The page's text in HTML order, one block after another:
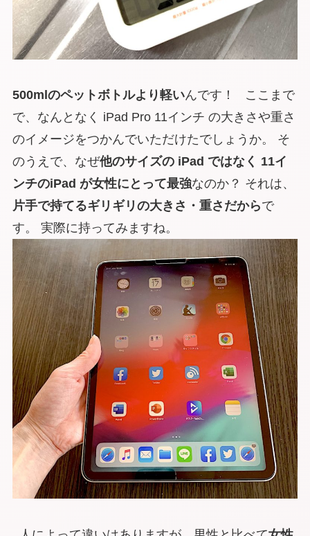
500mlのペットボトルより軽いんです！ ここまで
で、なんとなく iPad Pro 11インチ の大きさや重さ
のイメージをつかんでいただけたでしょうか。 そ
のうえで、なぜ他のサイズの iPad ではなく 11イ
ンチのiPad が女性にとって最強なのか？ それは、
片手で持てるギリギリの大きさ・重さだからで
す。 実際に持ってみますね。